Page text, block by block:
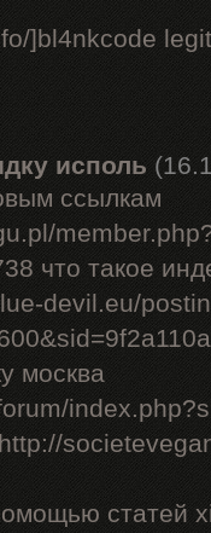
]bl4nkcode
исполь
ссылкам
что такое
devil.eu/
москва
статей